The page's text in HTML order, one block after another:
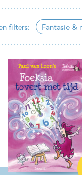
filters: Fantasie &